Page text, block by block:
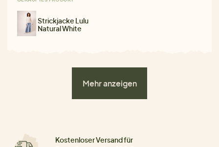
Strickjacke Lulu
Natural White
Mehr anzeigen
Kostenloser Versand für